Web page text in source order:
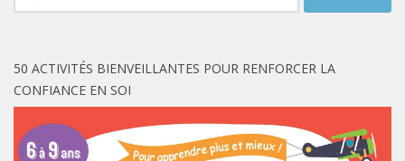
50 ACTIVITÉS BIENVEILLANTES POUR RENFORCER LA
CONFIANCE EN SOI